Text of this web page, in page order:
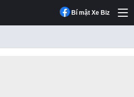
Bí mật Xe Biz